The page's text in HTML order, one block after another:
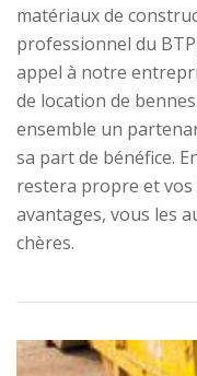
matériaux de
professionnel du
appel à notre
de location de
ensemble un
sa part de bénéfice.
restera propre et
avantages, vous les
chères.